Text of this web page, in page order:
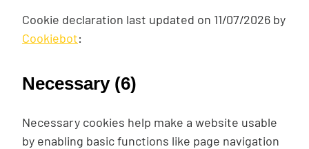
Cookie declaration last updated on 11/07/2026 by
Cookiebot:
Necessary (6)
Necessary cookies help make a website usable
by enabling basic functions like page navigation